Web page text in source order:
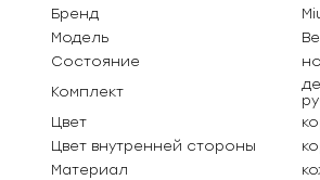
Бренд
Модель
Состояние
Комплект
Цвет
Цвет внутренней стороны
Материал